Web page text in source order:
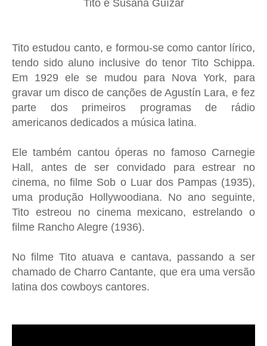
Tito e Susana Guízar
Tito estudou canto, e formou-se como cantor lírico,
tendo sido aluno inclusive do tenor Tito Schippa.
Em 1929 ele se mudou para Nova York, para
gravar um disco de canções de Agustín Lara, e fez
parte dos primeiros programas de rádio
americanos dedicados a música latina.
Ele também cantou óperas no famoso Carnegie
Hall, antes de ser convidado para estrear no
cinema, no filme Sob o Luar dos Pampas (1935),
uma produção Hollywoodiana. No ano seguinte,
Tito estreou no cinema mexicano, estrelando o
filme Rancho Alegre (1936).
No filme Tito atuava e cantava, passando a ser
chamado de Charro Cantante, que era uma versão
latina dos cowboys cantores.